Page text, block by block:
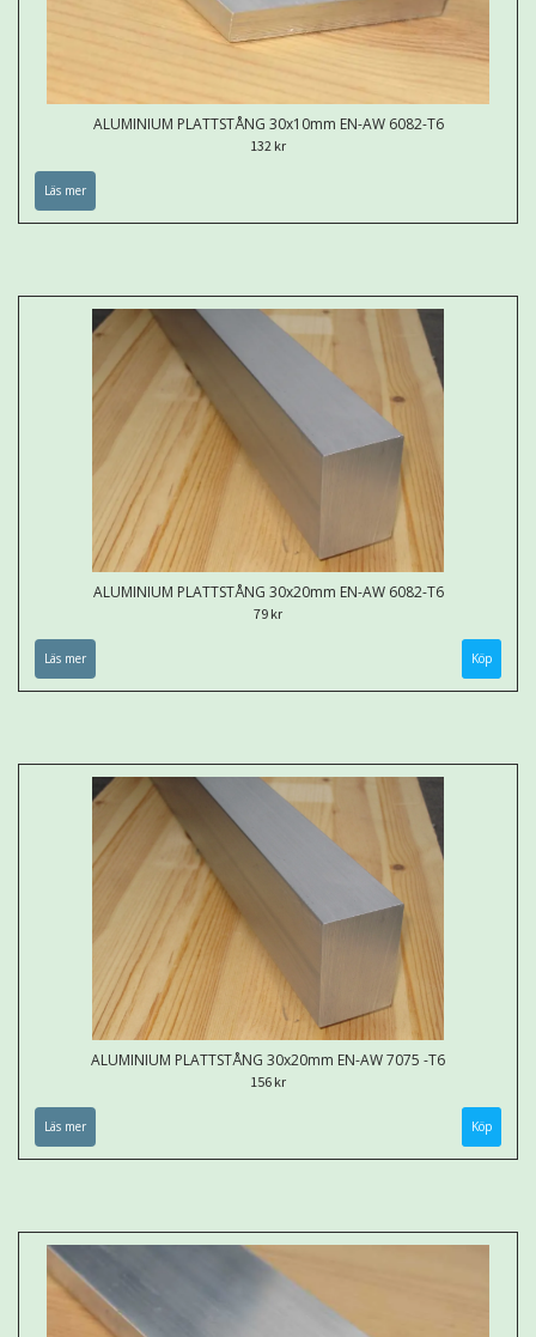
ALUMINIUM PLATTSTÅNG 30x10mm EN-AW 6082-T6
132 kr
Läs mer
ALUMINIUM PLATTSTÅNG 30x20mm EN-AW 6082-T6
79 kr
Läs mer Köp
ALUMINIUM PLATTSTÅNG 30x20mm EN-AW 7075 -T6
156 kr
Läs mer Köp